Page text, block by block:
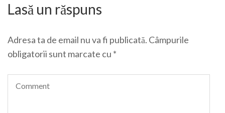
Lasă un răspuns
Adresa ta de email nu va fi publicată. Câmpurile
obligatorii sunt marcate cu *